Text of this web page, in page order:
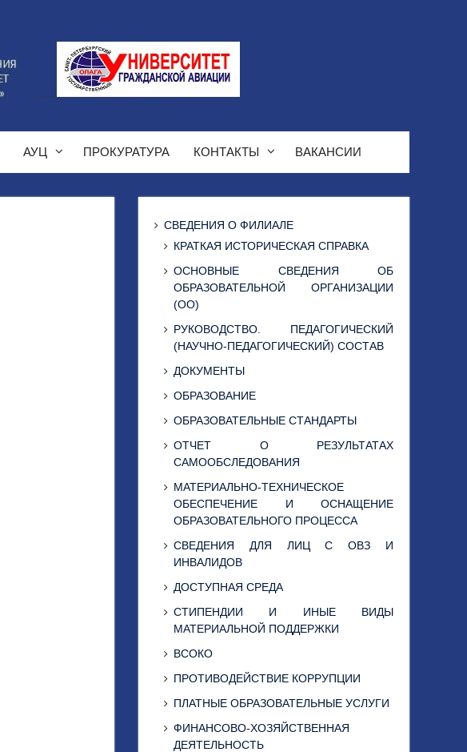
АУЦ ПРОКУРАТУРА КОНТАКТЫ ВАКАНСИИ
СВЕДЕНИЯ О ФИЛИАЛЕ
КРАТКАЯ ИСТОРИЧЕСКАЯ СПРАВКА
ОСНОВНЫЕ СВЕДЕНИЯ ОБ
ОБРАЗОВАТЕЛЬНОЙ ОРГАНИЗАЦИИ
(ОО)
РУКОВОДСТВО. ПЕДАГОГИЧЕСКИЙ
(НАУЧНО-ПЕДАГОГИЧЕСКИЙ) СОСТАВ
ДОКУМЕНТЫ
ОБРАЗОВАНИЕ
ОБРАЗОВАТЕЛЬНЫЕ СТАНДАРТЫ
ОТЧЕТ О РЕЗУЛЬТАТАХ
САМООБСЛЕДОВАНИЯ
МАТЕРИАЛЬНО-ТЕХНИЧЕСКОЕ
ОБЕСПЕЧЕНИЕ И ОСНАЩЕНИЕ
ОБРАЗОВАТЕЛЬНОГО ПРОЦЕССА
СВЕДЕНИЯ ДЛЯ ЛИЦ С ОВЗ И
ИНВАЛИДОВ
ДОСТУПНАЯ СРЕДА
СТИПЕНДИИ И ИНЫЕ ВИДЫ
МАТЕРИАЛЬНОЙ ПОДДЕРЖКИ
ВСОКО
ПРОТИВОДЕЙСТВИЕ КОРРУПЦИИ
ПЛАТНЫЕ ОБРАЗОВАТЕЛЬНЫЕ УСЛУГИ
ФИНАНСОВО-ХОЗЯЙСТВЕННАЯ
ДЕЯТЕЛЬНОСТЬ